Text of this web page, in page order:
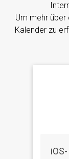
Um mehr über
Kalender zu
iOS-